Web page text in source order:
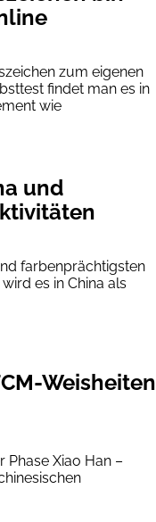
zum eigenen
findet man es in
wie
und
farbenprächtigsten
es in China als
Weisheiten
Phase Xiao Han –